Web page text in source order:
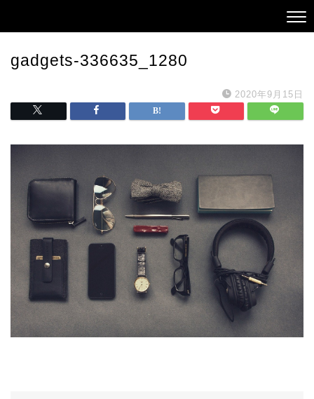
gadgets-336635_1280
2020年9月15日